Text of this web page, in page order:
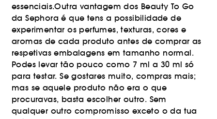
essenciais.Outra vantagem dos Beauty To Go
da Sephora é que tens a possibilidade de
experimentar os perfumes, texturas, cores e
aromas de cada produto antes de comprar as
respetivas embalagens em tamanho normal.
Podes levar tão pouco como 7 ml a 30 ml só
para testar. Se gostares muito, compras mais;
mas se aquele produto não era o que
procuravas, basta escolher outro. Sem
qualquer outro compromisso exceto o da tua